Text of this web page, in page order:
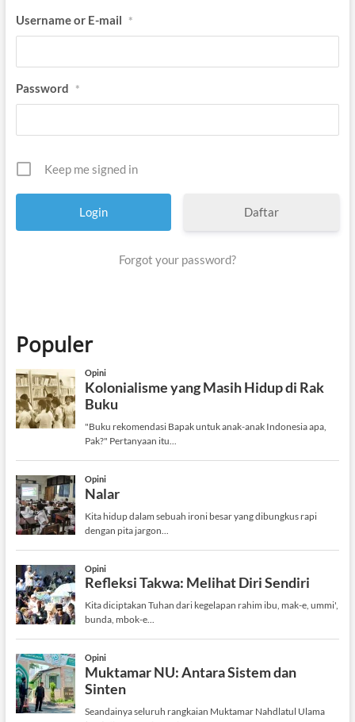
Username or E-mail *
Password *
Keep me signed in
Daftar
Forgot your password?
Populer